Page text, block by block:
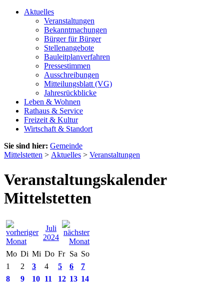
Aktuelles
Veranstaltungen
Bekanntmachungen
Bürger für Bürger
Stellenangebote
Bauleitplanverfahren
Pressestimmen
Ausschreibungen
Mitteilungsblatt (VG)
Jahresrückblicke
Leben & Wohnen
Rathaus & Service
Freizeit & Kultur
Wirtschaft & Standort
Sie sind hier: Gemeinde
Mittelstetten > Aktuelles > Veranstaltungen
Veranstaltungskalender
Mittelstetten
Juli
2024
Mo Di Mi Do Fr Sa So
1
2 3 4 5 6
7
8
9 10 11 12 13 14